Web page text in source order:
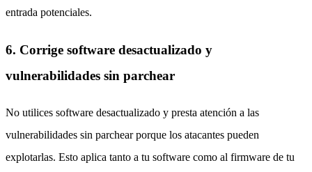
entrada potenciales.
6. Corrige software desactualizado y
vulnerabilidades sin parchear
No utilices software desactualizado y presta atención a las
vulnerabilidades sin parchear porque los atacantes pueden
explotarlas. Esto aplica tanto a tu software como al firmware de tu